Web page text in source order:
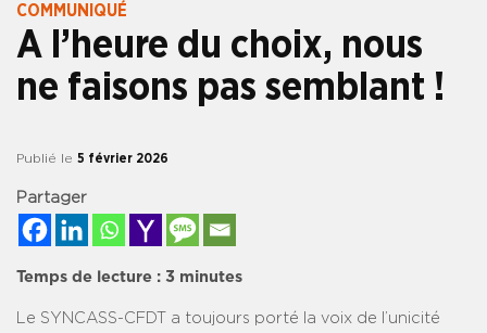
COMMUNIQUÉ
A l’heure du choix, nous
ne faisons pas semblant !
Publié le 5 février 2026
Partager
Temps de lecture : 3 minutes
Le SYNCASS-CFDT a toujours porté la voix de l’unicité